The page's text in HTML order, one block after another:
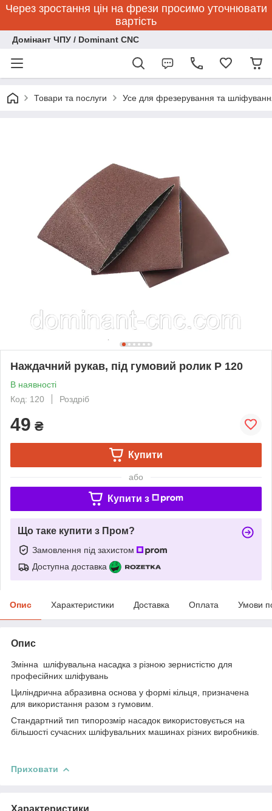
Через зростання цін на фрези просимо уточнювати
вартість
Домінант ЧПУ / Dominant CNC
Товари та послуги Усе для фрезерування та
Наждачний рукав, під гумовий ролик Р 120
В наявності
Код: 120
Роздріб
49 ₴
Купити
або
Купити з
Що таке купити з Пром?
Замовлення під захистом
Доступна доставка
Опис Характеристики Доставка Оплата Умови
Опис
Змінна шліфувальна насадка з різною зернистістю для
професійних шліфувань
Циліндрична абразивна основа у формі кільця, призначена
для використання разом з гумовим.
Стандартний тип типорозмір насадок використовується на
більшості сучасних шліфувальних машинах різних виробників.
Приховати
Характеристики